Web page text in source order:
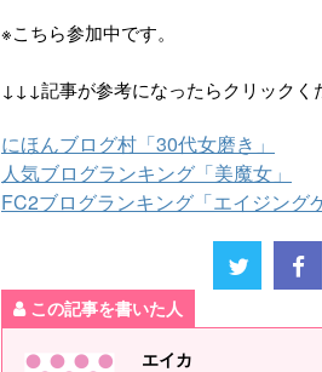
※こちら参加中です。
↓↓↓記事が参考になったらクリック
にほんブログ村「30代女磨き」
人気ブログランキング「美魔女」
FC2ブログランキング「エイジング
この記事を書いた人
エイカ